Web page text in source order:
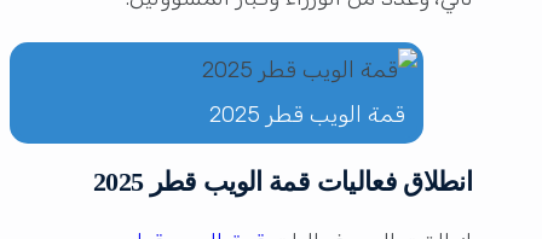
قمة الويب قطر 2025
انطلاق فعاليات قمة الويب قطر 2025